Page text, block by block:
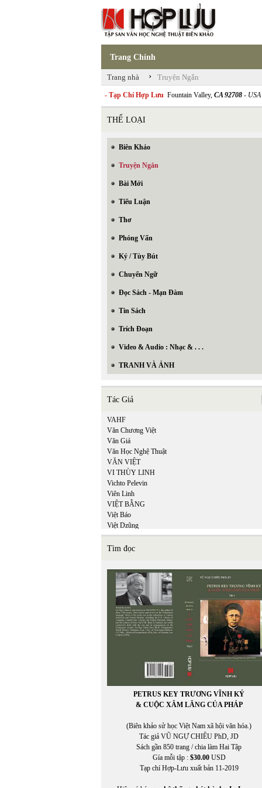
Trang Chính
Trang nhà › Truyện Ngắn
- Tạp Chí Hợp Lưu Fountain Valley, CA 92708 - USA
THỂ LOẠI
Biên Khảo
Truyện Ngắn
Bài Mới
Tiểu Luận
Thơ
Phỏng Vấn
Ký / Tùy Bút
Chuyển Ngữ
Đọc Sách - Mạn Đàm
Tin Sách
Trích Đoạn
Video & Audio : Nhạc & . . .
TRANH VÀ ẢNH
Tác Giả
VAHF
Văn Chương Việt
Văn Giá
Văn Học Nghệ Thuật
VĂN VIỆT
VI THÙY LINH
Vichto Pelevin
Viên Linh
VIỆT BẰNG
Việt Báo
Việt Dzũng
Việt Khang
VIỆT MINH
Việt Phương
VIỆT TRÚC
VIETNAM FILM CLUB
VIETNAM FILM CLUB, CHU LYNH, THỤY
VIETNAM.NET
VĨNH HẢO
VĨNH THÔNG
Võ Thị Như Mai
Võ Thị Xuân Hà
VOA ASIA
VOA Tiếng Việt
Vũ Đỗ Hoàng
Tìm đọc
PETRUS KEY TRƯƠNG VĨNH KÝ
& CUỘC XÂM LĂNG CỦA PHÁP
(Biên khảo sử học Việt Nam xã hội văn hóa.)
Tác giả VŨ NGỰ CHIÊU PhD, JD
Sách gần 850 trang / chia làm Hai Tập
Gía mỗi tập : $30.00USD
Tạp chí Hợp-Lưu xuất bản 11-2019